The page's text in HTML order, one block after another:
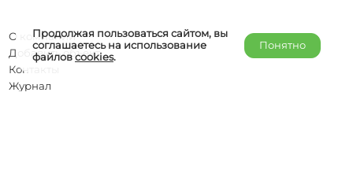
Продолжая пользоваться сайтом, вы
соглашаетесь на использование
файловcookies.
Понятно
О компании
Добавить объект
Контакты
Журнал